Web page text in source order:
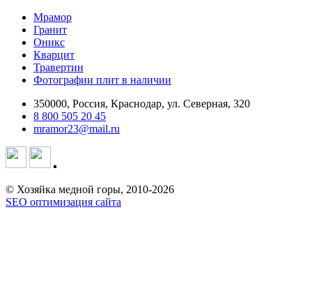
Мрамор
Гранит
Оникс
Кварцит
Травертин
Фотографии плит в наличии
350000, Россия, Краснодар, ул. Северная, 320
8 800 505 20 45
mramor23@mail.ru
© Хозяйка медной горы, 2010-2026
SEO оптимизация сайта